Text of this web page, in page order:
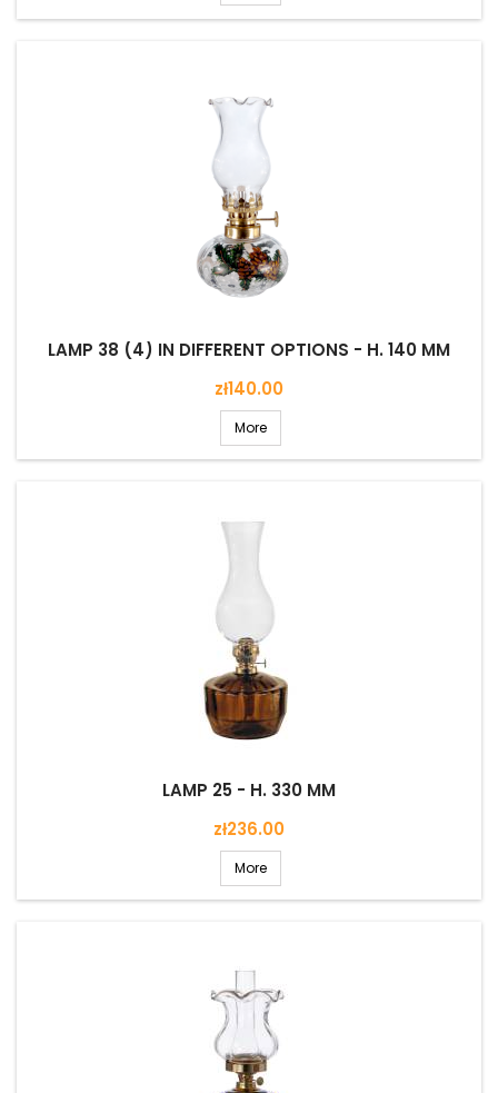
LAMP 38 (4) IN DIFFERENT OPTIONS - H. 140 MM
Price
zł140.00
More
LAMP 25 - H. 330 MM
Price
zł236.00
More